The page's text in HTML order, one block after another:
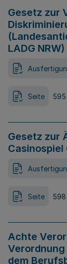
Gesetz zur
LADG NRW)
Seite 595
Gesetz zur
Casinospiel
Seite 598
Achte
dem